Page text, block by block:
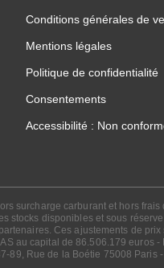
Conditions générales de
Mentions légales
Politique de confidentialité
Consentements
Accessibilité : Non
surcharge carburant et hors
disponibles et sous
Ces ajustements de prix
au capital de 86.506.179 euros
89, Rue de la Boétie 75008